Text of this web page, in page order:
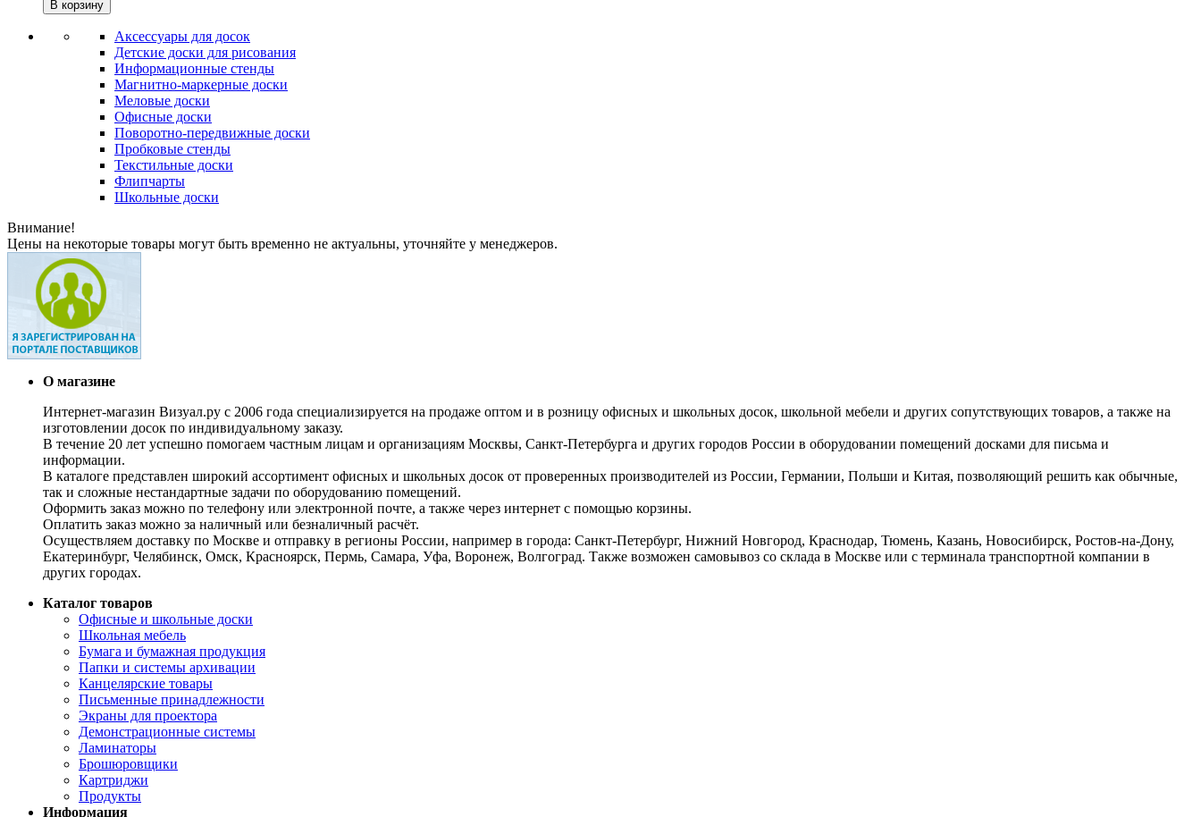
Аксессуары для досок
Детские доски для рисования
Информационные стенды
Магнитно-маркерные доски
Меловые доски
Офисные доски
Поворотно-передвижные доски
Пробковые стенды
Текстильные доски
Флипчарты
Школьные доски
Внимание!
Цены на некоторые товары могут быть временно не актуальны, уточняйте у менеджеров.
О магазине
Интернет-магазин Визуал.ру с 2006 года специализируется на продаже оптом и в розницу офисных и школьных досок, школьной мебели и других сопутствующих товаров, а также на
изготовлении досок по индивидуальному заказу.
В течение 20 лет успешно помогаем частным лицам и организациям Москвы, Санкт-Петербурга и других городов России в оборудовании помещений досками для письма и
информации.
В каталоге представлен широкий ассортимент офисных и школьных досок от проверенных производителей из России, Германии, Польши и Китая, позволяющий решить как обычные,
так и сложные нестандартные задачи по оборудованию помещений.
Оформить заказ можно по телефону или электронной почте, а также через интернет с помощью корзины.
Оплатить заказ можно за наличный или безналичный расчёт.
Осуществляем доставку по Москве и отправку в регионы России, например в города: Санкт-Петербург, Нижний Новгород, Краснодар, Тюмень, Казань, Новосибирск, Ростов-на-Дону,
Екатеринбург, Челябинск, Омск, Красноярск, Пермь, Самара, Уфа, Воронеж, Волгоград. Также возможен самовывоз со склада в Москве или с терминала транспортной компании в
других городах.
Каталог товаров
Офисные и школьные доски
Школьная мебель
Бумага и бумажная продукция
Папки и системы архивации
Канцелярские товары
Письменные принадлежности
Экраны для проектора
Демонстрационные системы
Ламинаторы
Брошюровщики
Картриджи
Продукты
Информация